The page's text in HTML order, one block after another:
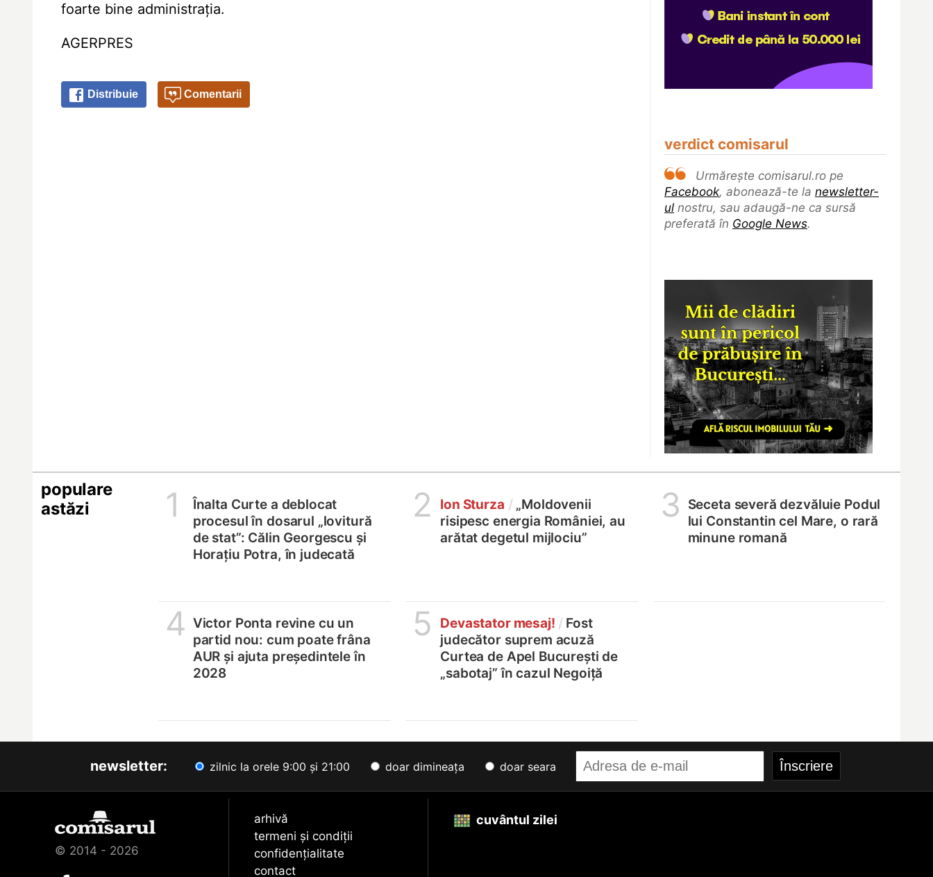
verdict comisarul
Urmărește comisarul.ro pe
Facebook, abonează-te la newsletter-
ul nostru, sau adaugă-ne ca sursă
preferată în Google News.
foarte bine administrația.
AGERPRES
Distribuie Comentarii
populare
astăzi
1
Înalta Curte a deblocat
procesul în dosarul „lovitură
de stat”: Călin Georgescu și
Horațiu Potra, în judecată
2 Ion Sturza / „Moldovenii
risipesc energia României, au
arătat degetul mijlociu”
3
Seceta severă dezvăluie Podul
lui Constantin cel Mare, o rară
minune romană
4 Victor Ponta revine cu un
partid nou: cum poate frâna
AUR și ajuta președintele în
2028
5 Devastator mesaj! / Fost
judecător suprem acuză
Curtea de Apel București de
„sabotaj” în cazul Negoiță
newsletter: zilnic la orele 9:00 și 21:00 doar dimineața doar seara
© 2014 - 2026
arhivă
termeni și condiții
confidențialitate
contact
cuvântul zilei